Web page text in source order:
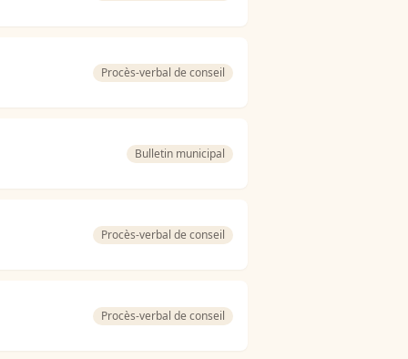
Procès-verbal de conseil
Bulletin municipal
Procès-verbal de conseil
Procès-verbal de conseil